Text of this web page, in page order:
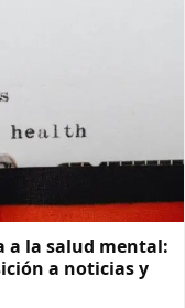
a la salud mental:
a noticias y